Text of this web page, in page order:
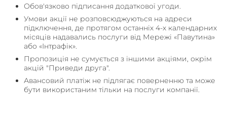
Обов'язково підписання додаткової угоди.
Умови акції не розповсюджуються на адреси
підключення, де протягом останніх 4-х календарних
місяців надавались послуги від Мережі «Павутина»
або «Інтрафік».
Пропозиція не сумується з іншими акціями, окрім
акцій "Приведи друга".
Авансовий платіж не підлягає поверненню та може
бути використаним тільки на послуги компанії.